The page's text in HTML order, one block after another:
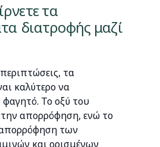
τα
διατροφής μαζί
τα
καλύτερο να
Το οξύ του
απορρόφηση, ενώ το
των
και ορισμένων